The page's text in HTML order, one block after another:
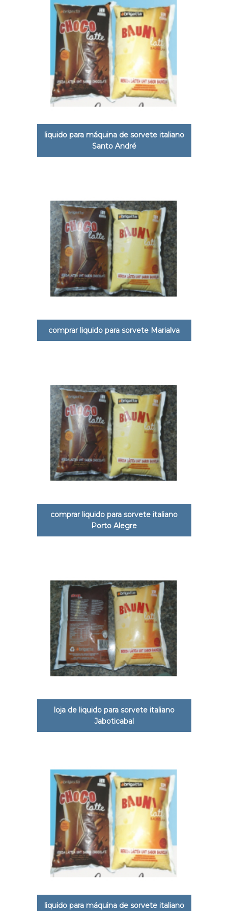
liquido para máquina de sorvete italiano
Santo André
comprar liquido para sorvete Marialva
comprar liquido para sorvete italiano
Porto Alegre
loja de liquido para sorvete italiano
Jaboticabal
liquido para máquina de sorvete italiano